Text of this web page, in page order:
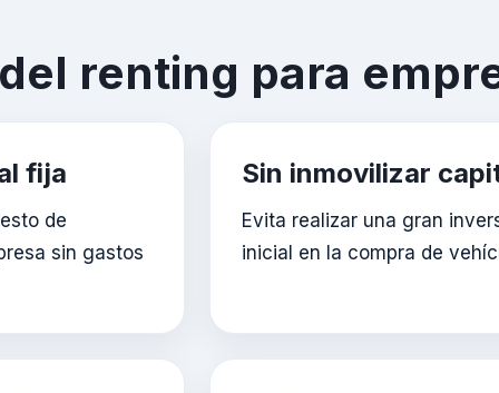
renting para
fija
de
sin gastos
Sin inmovilizar
Evita realizar una gran
inicial en la compra de